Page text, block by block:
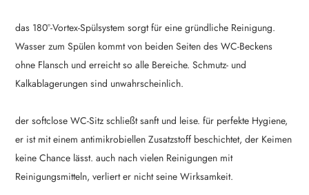
das 180°-Vortex-Spülsystem sorgt für eine gründliche Reinigung.
Wasser zum Spülen kommt von beiden Seiten des WC-Beckens
ohne Flansch und erreicht so alle Bereiche. Schmutz- und
Kalkablagerungen sind unwahrscheinlich.
der softclose WC-Sitz schließt sanft und leise. für perfekte Hygiene,
er ist mit einem antimikrobiellen Zusatzstoff beschichtet, der Keimen
keine Chance lässt. auch nach vielen Reinigungen mit
Reinigungsmitteln, verliert er nicht seine Wirksamkeit.